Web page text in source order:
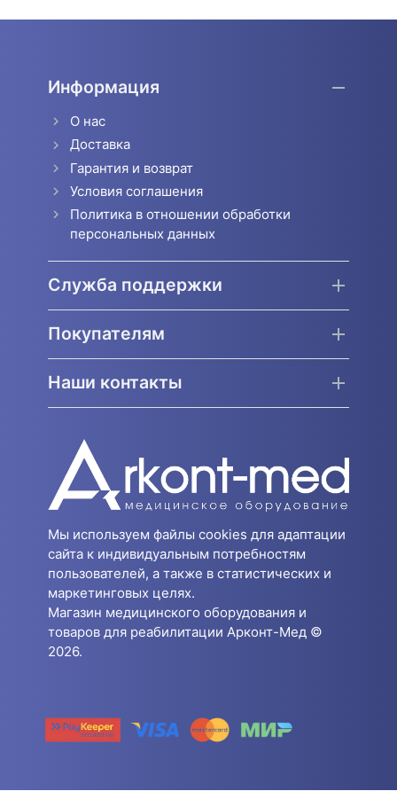
Информация
О нас
Доставка
Гарантия и возврат
Условия соглашения
Политика в отношении обработки
персональных данных
Служба поддержки
Покупателям
Наши контакты
Мы используем файлы cookies для адаптации
сайта к индивидуальным потребностям
пользователей, а также в статистических и
маркетинговых целях.
Магазин медицинского оборудования и
товаров для реабилитации Арконт-Мед ©
2026.